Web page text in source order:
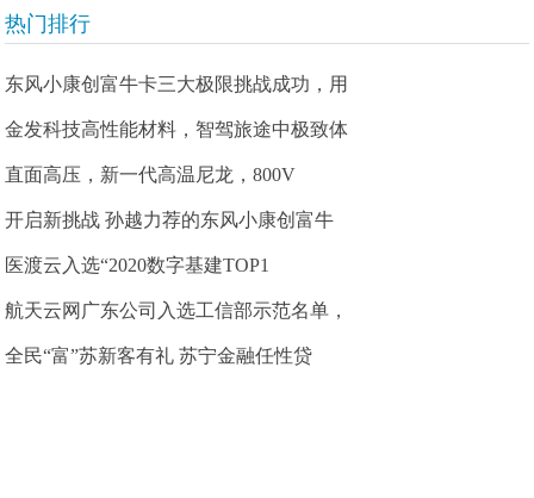
热门排行
东风小康创富牛卡三大极限挑战成功，用
金发科技高性能材料，智驾旅途中极致体
直面高压，新一代高温尼龙，800V
开启新挑战 孙越力荐的东风小康创富牛
医渡云入选“2020数字基建TOP1
航天云网广东公司入选工信部示范名单，
全民“富”苏新客有礼 苏宁金融任性贷